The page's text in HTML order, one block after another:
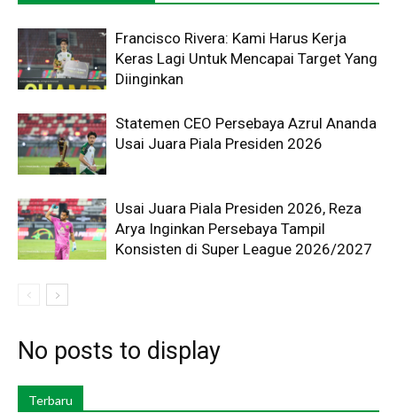
Francisco Rivera: Kami Harus Kerja
Keras Lagi Untuk Mencapai Target Yang
Diinginkan
Statemen CEO Persebaya Azrul Ananda
Usai Juara Piala Presiden 2026
Usai Juara Piala Presiden 2026, Reza
Arya Inginkan Persebaya Tampil
Konsisten di Super League 2026/2027
No posts to display
Terbaru